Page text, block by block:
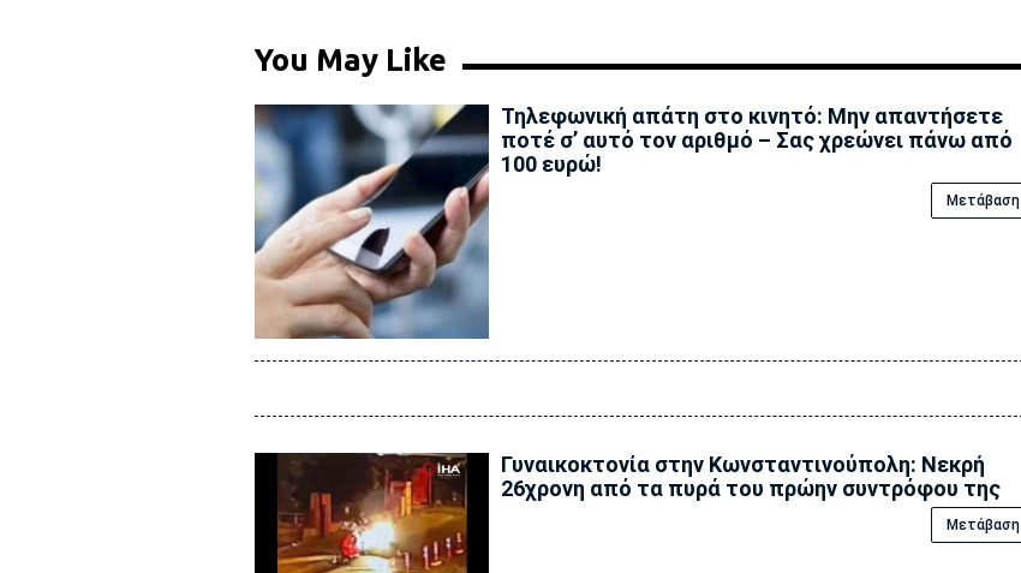
You May Like
Τηλεφωνική απάτη στο κινητό: Μην απαντήσετε
ποτέ σ’ αυτό τον αριθμό – Σας χρεώνει πάνω από
100 ευρώ!
Μετάβαση
Γυναικοκτονία στην Κωνσταντινούπολη: Νεκρή
26χρονη από τα πυρά του πρώην συντρόφου της
Μετάβαση